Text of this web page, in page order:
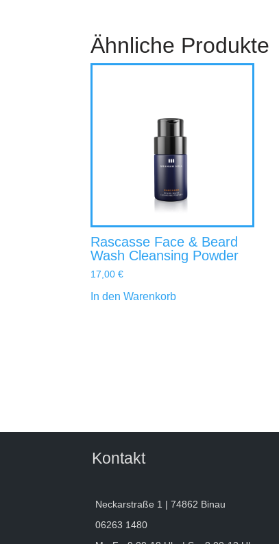
Ähnliche Produkte
Rascasse Face & Beard
Wash Cleansing Powder
17,00 €
In den Warenkorb
Kontakt
Neckarstraße 1 | 74862 Binau
06263 1480